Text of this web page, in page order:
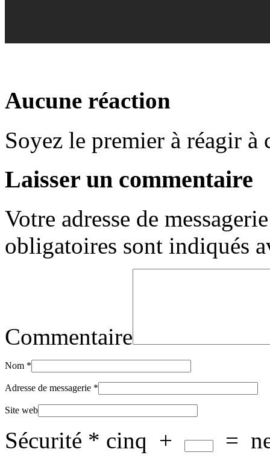
Aucune réaction
Soyez le premier à réagir à
Laisser un commentaire
Votre adresse de
obligatoires sont indiqués
Commentaire
Nom *
Adresse de messagerie *
Site web
Sécurité * cinq + =